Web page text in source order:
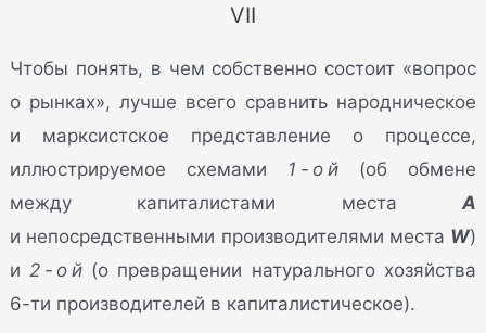
VII
Чтобы понять, в чем собственно состоит «вопрос
о рынках», лучше всего сравнить народническое
и марксистское представление о процессе,
иллюстрируемое схемами 1-ой(об обмене
между капиталистами места A
и непосредственными производителями места W)
и 2-ой(о превращении натурального хозяйства
6-ти производителей в капиталистическое).